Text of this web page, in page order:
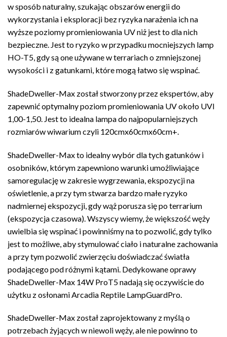
w sposób naturalny, szukając obszarów energii do
wykorzystania i eksploracji bez ryzyka narażenia ich na
wyższe poziomy promieniowania UV niż jest to dla nich
bezpieczne. Jest to ryzyko w przypadku mocniejszych lamp
HO-T5, gdy są one używane w terrariach o zmniejszonej
wysokości i z gatunkami, które mogą łatwo się wspinać.
ShadeDweller-Max został stworzony przez ekspertów, aby
zapewnić optymalny poziom promieniowania UV około UVI
1,00-1,50. Jest to idealna lampa do najpopularniejszych
rozmiarów wiwarium czyli 120cmx60cmx60cm+.
ShadeDweller-Max to idealny wybór dla tych gatunków i
osobników, którym zapewniono warunki umożliwiające
samoregulację w zakresie wygrzewania, ekspozycji na
oświetlenie, a przy tym stwarza bardzo małe ryzyko
nadmiernej ekspozycji, gdy wąż porusza się po terrarium
(ekspozycja czasowa). Wszyscy wiemy, że większość węży
uwielbia się wspinać i powinniśmy na to pozwolić, gdy tylko
jest to możliwe, aby stymulować ciało i naturalne zachowania
a przy tym pozwolić zwierzęciu doświadczać światła
podającego pod różnymi kątami. Dedykowane oprawy
ShadeDweller-Max 14W ProT5 nadają się oczywiście do
użytku z osłonami Arcadia Reptile LampGuardPro.
ShadeDweller-Max został zaprojektowany z myślą o
potrzebach żyjących w niewoli węży, ale nie powinno to